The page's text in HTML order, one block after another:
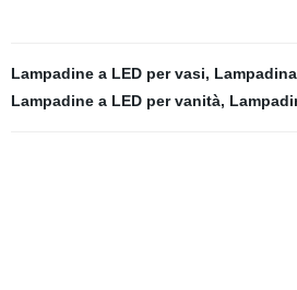
Lampadine a LED per vasi,
Lampadine a LED per vanità,